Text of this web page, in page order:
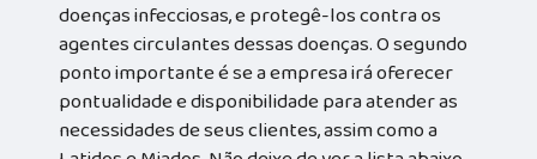
doenças infecciosas, e protegê-los contra os
agentes circulantes dessas doenças. O segundo
ponto importante é se a empresa irá oferecer
pontualidade e disponibilidade para atender as
necessidades de seus clientes, assim como a